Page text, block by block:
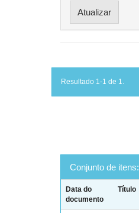
Resultado 1-1 de 1.
Conjunto de itens:
Data do
documento
Título